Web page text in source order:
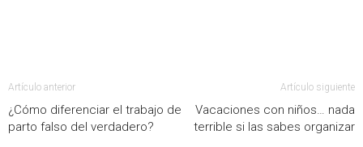
Artículo anterior
¿Cómo diferenciar el trabajo de
parto falso del verdadero?
Artículo siguiente
Vacaciones con niños… nada
terrible si las sabes organizar